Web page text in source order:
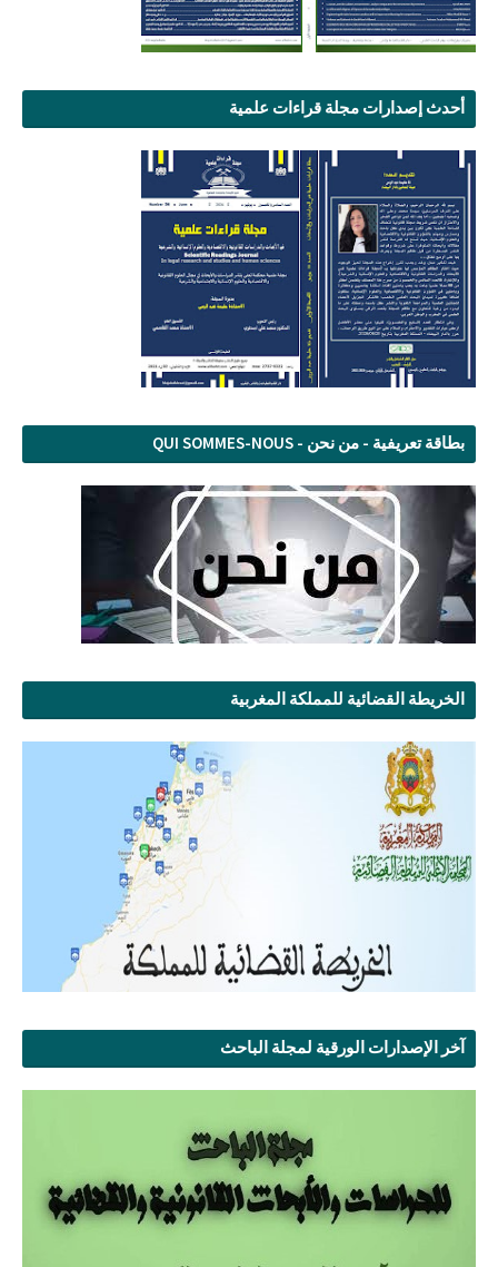
أحدث إصدارات مجلة قراءات علمية
بطاقة تعريفية - من نحن - QUI SOMMES-NOUS
الخريطة القضائية للمملكة المغربية
آخر الإصدارات الورقية لمجلة الباحث